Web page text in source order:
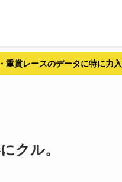
重賞レースのデータに特に力
クル。